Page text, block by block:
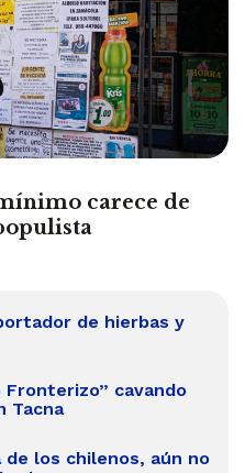
carece de
de hierbas y
Fronterizo” cavando
Tacna
los chilenos, aún no